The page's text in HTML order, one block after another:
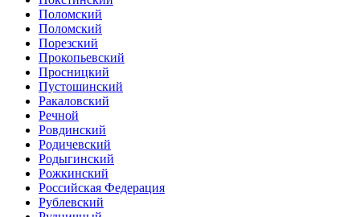
Поломский
Поломский
Порезский
Прокопьевский
Просницкий
Пустошинский
Ракаловский
Речной
Ровдинский
Родичевский
Родыгинский
Рожкинский
Российская Федерация
Рублевский